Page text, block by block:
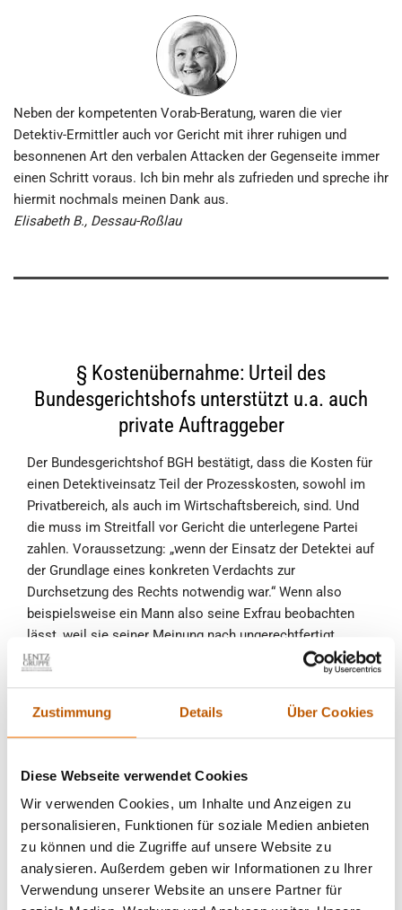
Zustimmung Details Über Cookies
Diese Webseite verwendet Cookies
Wir verwenden Cookies, um Inhalte und Anzeigen zu
personalisieren, Funktionen für soziale Medien anbieten
zu können und die Zugriffe auf unsere Website zu
analysieren. Außerdem geben wir Informationen zu Ihrer
Verwendung unserer Website an unsere Partner für
Neben der kompetenten Vorab-Beratung, waren die vier
Detektiv-Ermittler auch vor Gericht mit ihrer ruhigen und
besonnenen Art den verbalen Attacken der Gegenseite immer
einen Schritt voraus. Ich bin mehr als zufrieden und spreche ihr
hiermit nochmals meinen Dank aus.
Elisabeth B., Dessau-Roßlau
§ Kostenübernahme: Urteil des
Bundesgerichtshofs unterstützt u.a. auch
private Auftraggeber
Der Bundesgerichtshof BGH bestätigt, dass die Kosten für
einen Detektiveinsatz Teil der Prozesskosten, sowohl im
Privatbereich, als auch im Wirtschaftsbereich, sind. Und
die muss im Streitfall vor Gericht die unterlegene Partei
zahlen. Voraussetzung: „wenn der Einsatz der Detektei auf
der Grundlage eines konkreten Verdachts zur
Durchsetzung des Rechts notwendig war.“ Wenn also
beispielsweise ein Mann also seine Exfrau beobachten
lässt, weil sie seiner Meinung nach ungerechtfertigt
nachehelichen Unterhalt von ihm verlangt, und er Recht
bekommt, dann hat sie auch die Ermittlungskosten der
§ Bundesarbeitsgericht –
Mitarbeiterbeobachtung ist zulässig!
Das BAG – Bundesarbeitsgericht hat mit dem Urteil vom
19. Februar 2015 festgestellt, dass die Observation von
Mitarbeitern im Krankheitsfall weiterhin durchgeführt
werden darf, sofern einbegründeter Verdacht